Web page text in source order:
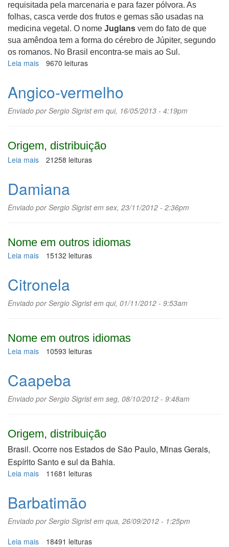
requisitada pela marcenaria e para fazer pólvora. As
folhas, casca verde dos frutos e gemas são usadas na
medicina vegetal. O nome Juglans vem do fato de que
sua amêndoa tem a forma do cérebro de Júpiter, segundo
os romanos. No Brasil encontra-se mais ao Sul.
Leia mais sobre
9670 leituras
Angico-vermelho
Enviado porSergio Sigristem qui, 16/05/2013 - 4:19pm
Origem, distribuição
Leia mais sobre
21258 leituras
Damiana
Enviado porSergio Sigristem sex, 23/11/2012 - 2:36pm
Nome em outros idiomas
Leia mais sobre
15132 leituras
Citronela
Enviado porSergio Sigristem qui, 01/11/2012 - 9:53am
Nome em outros idiomas
Leia mais sobre
10593 leituras
Caapeba
Enviado porSergio Sigristem seg, 08/10/2012 - 9:48am
Origem, distribuição
Brasil. Ocorre nos Estados de São Paulo, Minas Gerais,
Espírito Santo e sul da Bahia.
Leia mais sobre
11681 leituras
Barbatimão
Enviado porSergio Sigristem qua, 26/09/2012 - 1:25pm
Leia mais sobre
18491 leituras